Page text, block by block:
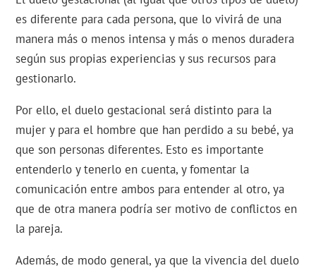
es diferente para cada persona, que lo vivirá de una
manera más o menos intensa y más o menos duradera
según sus propias experiencias y sus recursos para
gestionarlo.
Por ello, el duelo gestacional será distinto para la
mujer y para el hombre que han perdido a su bebé, ya
que son personas diferentes. Esto es importante
entenderlo y tenerlo en cuenta, y fomentar la
comunicación entre ambos para entender al otro, ya
que de otra manera podría ser motivo de conflictos en
la pareja.
Además, de modo general, ya que la vivencia del duelo